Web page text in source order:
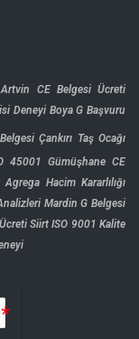
Artvin CE Belgesi Ücreti
Deneyi Boya G Başvuru
Çankırı Taş Ocağı
45001 Gümüşhane CE
Agrega Hacim Kararlılığı
Mardin G Belgesi
Siirt ISO 9001 Kalite